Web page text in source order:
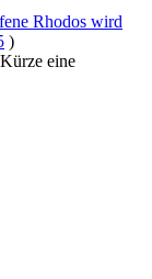
Rhodos wird
)
eine